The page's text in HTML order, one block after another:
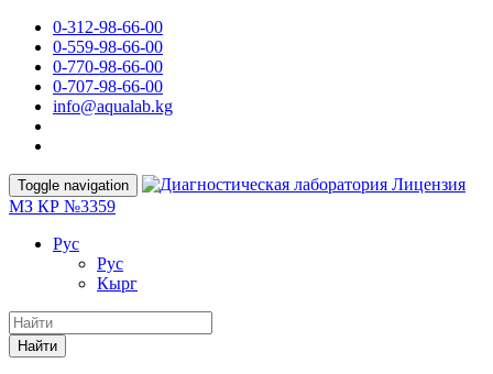
0-312-98-66-00
0-559-98-66-00
0-770-98-66-00
0-707-98-66-00
info@aqualab.kg
Toggle navigation
Лицензия
МЗ КР №3359
Руc
Руc
Кырг
Найти